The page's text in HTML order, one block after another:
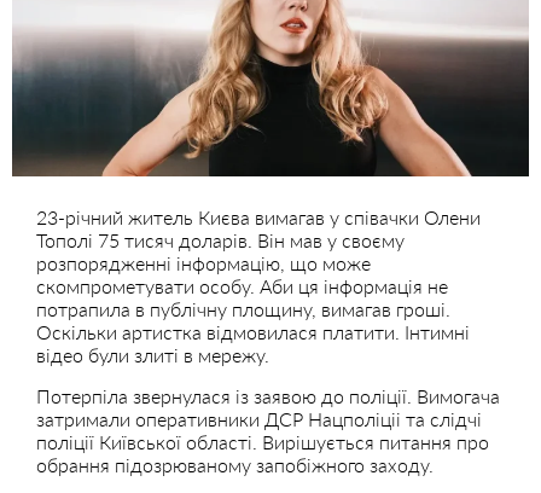
23-річний житель Києва вимагав у співачки Олени
Тополі 75 тисяч доларів. Він мав у своєму
розпорядженні інформацію, що може
скомпрометувати особу. Аби ця інформація не
потрапила в публічну площину, вимагав гроші.
Оскільки артистка відмовилася платити. Інтимні
відео були злиті в мережу.
Потерпіла звернулася із заявою до поліції. Вимогача
затримали оперативники ДСР Нацполіціі та слідчі
поліції Київської області. Вирішується питання про
обрання підозрюваному запобіжного заходу.